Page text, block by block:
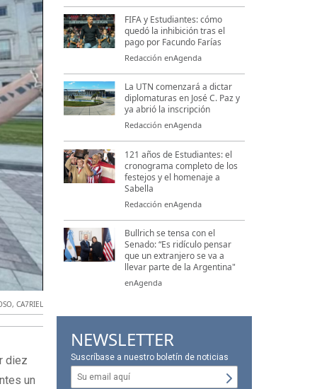
,CA7RIEL
diez
un
FIFA y Estudiantes: cómo
quedó la inhibición tras el
pago por Facundo Farías
Redacción enAgenda
La UTN comenzará a dictar
diplomaturas en José C. Paz y
ya abrió la inscripción
Redacción enAgenda
121 años de Estudiantes: el
cronograma completo de los
festejos y el homenaje a
Sabella
Redacción enAgenda
Bullrich se tensa con el
Senado: “Es ridículo pensar
que un extranjero se va a
llevar parte de la Argentina"
enAgenda
NEWSLETTER
Suscríbase a nuestro boletín de noticias